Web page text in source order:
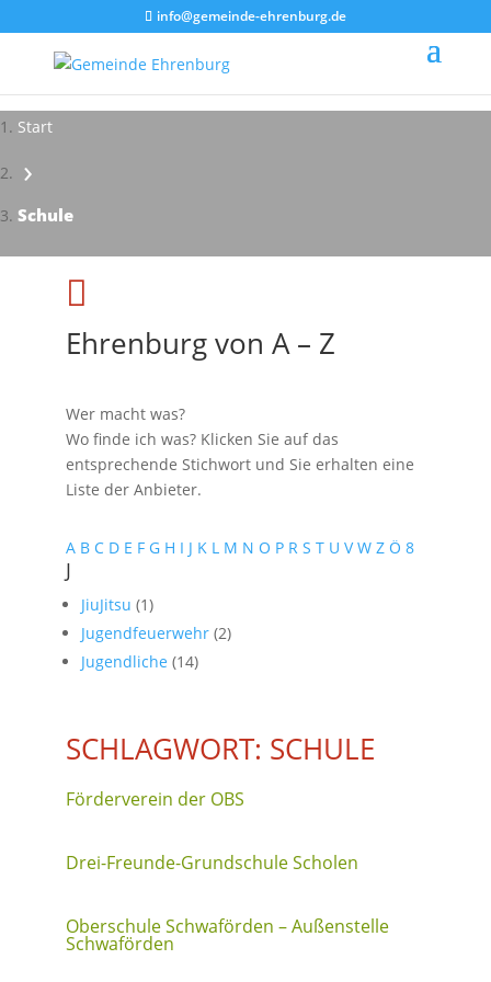
info@gemeinde-ehrenburg.de
Start
›
Schule

Ehrenburg von A – Z
Wer macht was?
Wo finde ich was? Klicken Sie auf das
entsprechende Stichwort und Sie erhalten eine
Liste der Anbieter.
A B C D E F G H I J K L M N O P R S T U V W Z Ö 8
J
JiuJitsu (1)
Jugendfeuerwehr (2)
Jugendliche (14)
SCHLAGWORT: SCHULE
Förderverein der OBS
Drei-Freunde-Grundschule Scholen
Oberschule Schwaförden – Außenstelle
Schwaförden